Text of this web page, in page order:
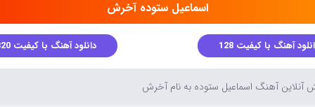
اسماعیل ستوده آخرش
آهنگ با کیفیت 128 دانلود آهنگ با کیفیت 320
آهنگ اسماعیل ستوده به نام آخرش